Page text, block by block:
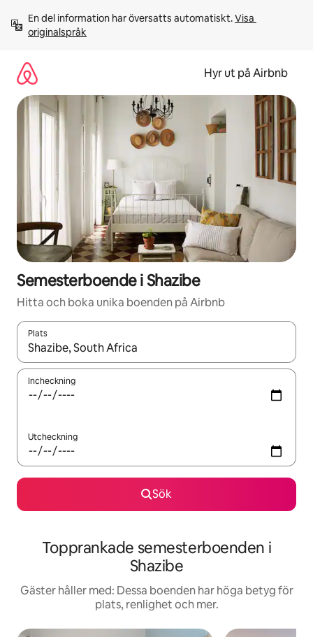
innehåll
En del information har översatts automatiskt. Visa
originalspråk
Hyr ut på Airbnb
Semesterboende i Shazibe
Hitta och boka unika boenden på Airbnb
Plats
När resultaten är tillgängliga kan du navigera med upp- och
Incheckning
Utcheckning
Sök
Topprankade semesterboenden i
Shazibe
Gäster håller med: Dessa boenden har höga betyg för
plats, renlighet och mer.